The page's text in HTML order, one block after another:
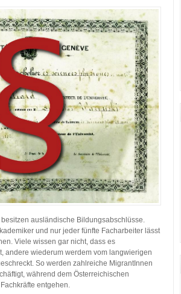
ausländische Bildungsabschlüsse.
und nur jeder fünfte Facharbeiter lässt
Viele wissen gar nicht, dass es
andere wiederum werdem vom langwierigen
So werden zahlreiche MigrantInnen
während dem Österreichischen
entgehen.